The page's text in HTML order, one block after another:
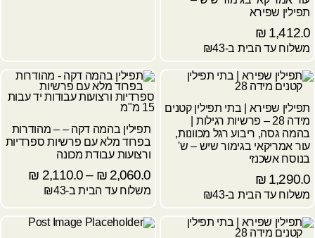
תפילין שפירא
1,412.0
₪
משלוח עד הבית ב-₪43
תפילין שפירא | בתי תפילין קטנים
מידה 28 – פרשיות רגילות |
בהמה גסה, ריבוע רגל מכוונות,
עור אמריקאי בגימור שיש – ש'
בנוסח אשכנזי
1,290.0
₪
משלוח עד הבית ב-₪43
תפילין בהמה דקה – – מהודרות
בפרוד מלא עם פרשיות ספרדיות
ורצועות עבודת מכונה
2,060.0
₪
–
2,110.0
₪
משלוח עד הבית ב-₪43